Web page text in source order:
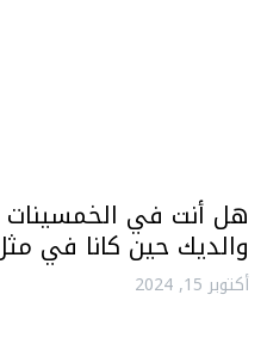
هل أنت في الخمسينات
والديك حين كانا في
أكتوبر 15, 2024